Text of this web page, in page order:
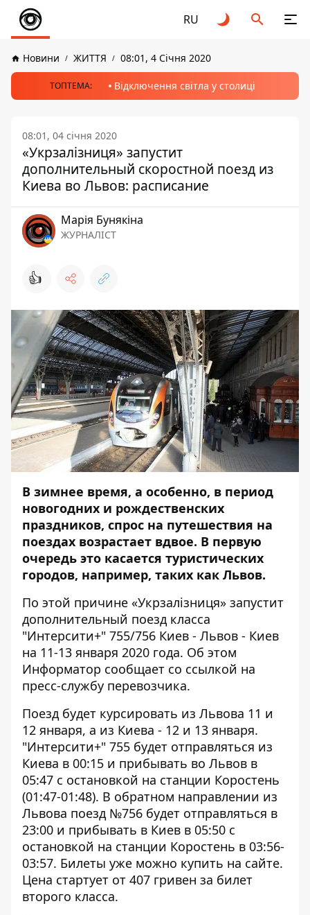
RU
Новини ЖИТТЯ 08:01, 4 Січня 2020
ТОПТЕМА: Відключення світла у столиці
08:01, 04 січня 2020
«Укрзалізниця» запустит
дополнительный скоростной поезд из
Киева во Львов: расписание
Марія Бунякіна
ЖУРНАЛІСТ
👍
В зимнее время, а особенно, в период
новогодних и рождественских
праздников, спрос на путешествия на
поездах возрастает вдвое. В первую
очередь это касается туристических
городов, например, таких как Львов.
По этой причине «Укрзалізниця» запустит
дополнительный поезд класса
"Интерсити+" 755/756 Киев - Львов - Киев
на 11-13 января 2020 года. Об этом
Информатор сообщает со ссылкой на
пресс-службу перевозчика.
Поезд будет курсировать из Львова 11 и
12 января, а из Киева - 12 и 13 января.
"Интерсити+" 755 будет отправляться из
Киева в 00:15 и прибывать во Львов в
05:47 с остановкой на станции Коростень
(01:47-01:48). В обратном направлении из
Львова поезд №756 будет отправляться в
23:00 и прибывать в Киев в 05:50 с
остановкой на станции Коростень в 03:56-
03:57. Билеты уже можно купить на сайте.
Цена стартует от 407 гривен за билет
второго класса.